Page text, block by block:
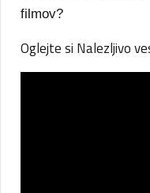
filmov?
Oglejte si Nalezljivo